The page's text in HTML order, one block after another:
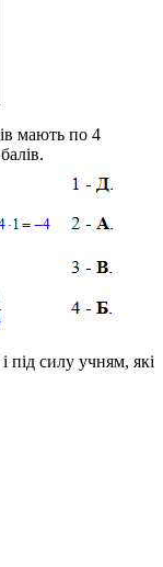
мають по 4
під силу учням, які